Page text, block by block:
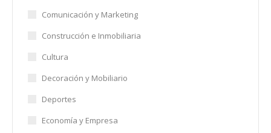
Comunicación y Marketing
Construcción e Inmobiliaria
Cultura
Decoración y Mobiliario
Deportes
Economía y Empresa